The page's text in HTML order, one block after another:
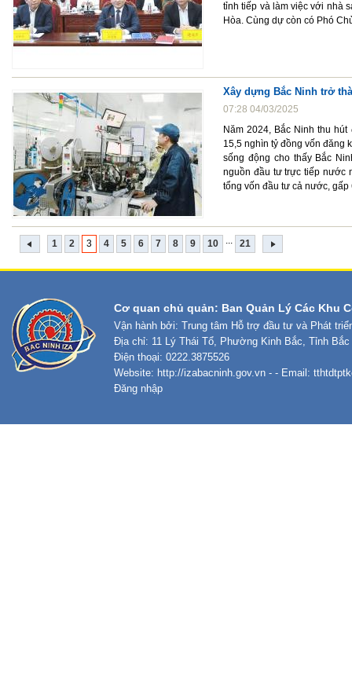
tỉnh tiếp và làm việc với nhà
Hòa. Cùng dự còn có Phó
Xây dựng Bắc Ninh trở
07:28 04/03/2025
Năm 2024, Bắc Ninh thu
15,5 nghìn tỷ đồng vốn đăng
sống động cho thấy Bắc
nguồn đầu tư trực tiếp nước
tổng vốn đầu tư cả nước, gấp
1 2 3 4 5 6 7 8 9 10 ... 21
Cơ quan chủ quản: Ban Quản Lý Các Khu
Vận hành bởi: Trung tâm Hỗ trợ đầu tư và Phát
Địa chỉ: 11 Lý Thái Tổ, Phường Kinh Bắc, Tỉnh Bắc
Điện thoại: 0222.3875526
Website: http://izabacninh.gov.vn - - Email:
Đăng nhập